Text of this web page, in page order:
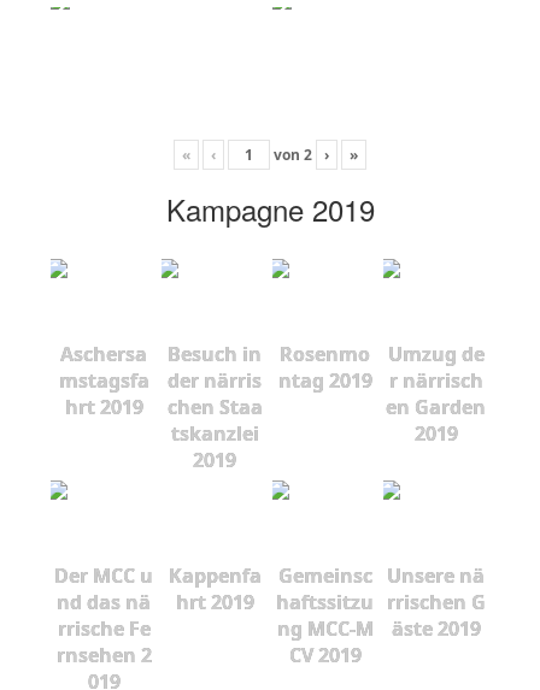
« ‹ von 2 › »
Kampagne 2019
Aschersa
mstagsfa
hrt 2019
Besuch in
der närris
chen Staa
tskanzlei
2019
Rosenmo
ntag 2019
Umzug de
r närrisch
en Garden
2019
Der MCC u
nd das nä
rrische Fe
rnsehen 2
019
Kappenfa
hrt 2019
Gemeinsc
haftssitzu
ng MCC-M
CV 2019
Unsere nä
rrischen G
äste 2019